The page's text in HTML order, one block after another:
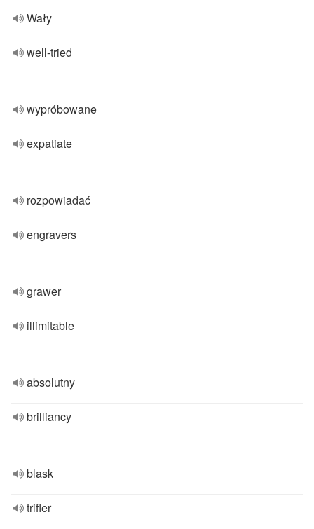
Wały
well-tried
wypróbowane
expatiate
rozpowiadać
engravers
grawer
illimitable
absolutny
brilliancy
blask
trifler